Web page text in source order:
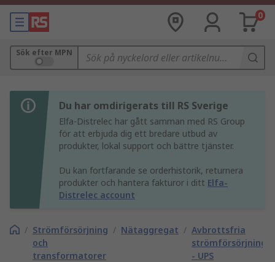
0
Sök efter MPN
Du har omdirigerats till RS Sverige
Elfa-Distrelec har gått samman med RS Group
för att erbjuda dig ett bredare utbud av
produkter, lokal support och bättre tjänster.
Du kan fortfarande se orderhistorik, returnera
produkter och hantera fakturor i ditt Elfa-
Distrelec account
/ Strömförsörjning
och
transformatorer
/ Nätaggregat / Avbrottsfria
strömförsörjningar
- UPS